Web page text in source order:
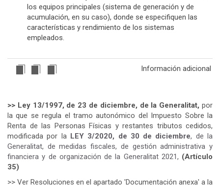
los equipos principales (sistema de generación y de
acumulación, en su caso), donde se especifiquen las
características y rendimiento de los sistemas
empleados.
Información adicional
>> Ley 13/1997, de 23 de diciembre, de la Generalitat, por
la que se regula el tramo autonómico del Impuesto Sobre la
Renta de las Personas Físicas y restantes tributos cedidos,
modificada por la LEY 3/2020, de 30 de diciembre, de la
Generalitat, de medidas fiscales, de gestión administrativa y
financiera y de organización de la Generalitat 2021, (Artículo
35)
>> Ver Resoluciones en el apartado 'Documentación anexa' a la